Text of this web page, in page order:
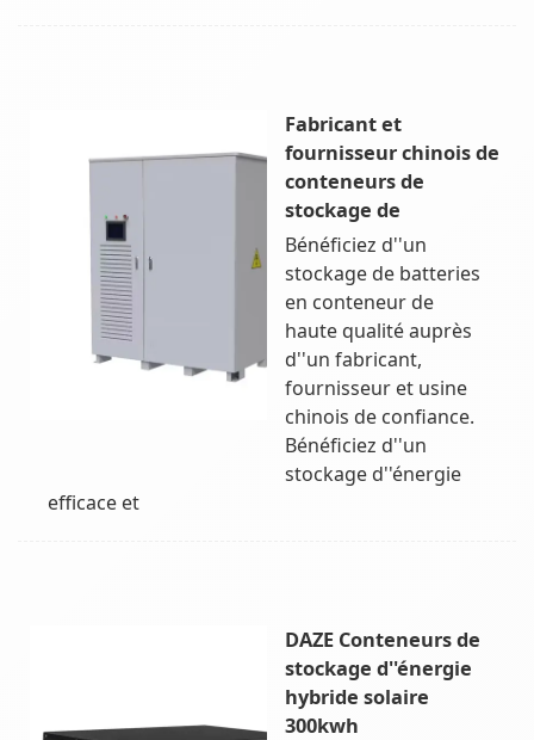
Fabricant et
fournisseur chinois de
conteneurs de
stockage de
Bénéficiez d''un
stockage de batteries
en conteneur de
haute qualité auprès
d''un fabricant,
fournisseur et usine
chinois de confiance.
Bénéficiez d''un
stockage d''énergie
efficace et
DAZE Conteneurs de
stockage d''énergie
hybride solaire
300kwh